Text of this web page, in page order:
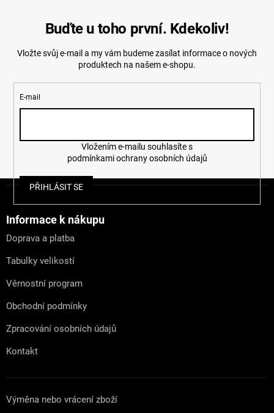
Buďte u toho první. Kdekoliv!
Vložte svůj e-mail a my vám budeme zasílat informace o nových
produktech na našem e-shopu.
E-mail
podmínkami ochrany osobních údajů
PŘIHLÁSIT SE
Informace k nákupu
Doprava a platba
Tabulky velikostí
Věrnostní program
Obchodní podmínky
Zpracování osobních údajů
Kontakt
Výměna nebo vrácení zboží